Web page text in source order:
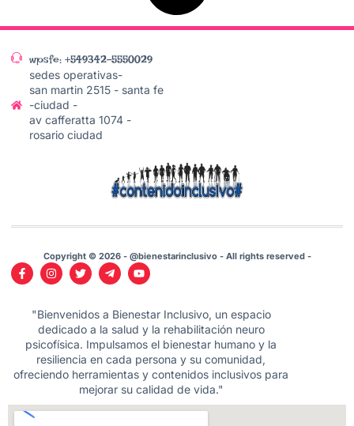
wpsfe: +549342-5550029
sedes operativas-
san martin 2515 - santa fe
-ciudad -
av cafferatta 1074 -
rosario ciudad
Copyright © 2026 - @bienestarinclusivo - All rights reserved -
"Bienvenidos a Bienestar Inclusivo, un espacio
dedicado a la salud y la rehabilitación neuro
psicofísica. Impulsamos el bienestar humano y la
resiliencia en cada persona y su comunidad,
ofreciendo herramientas y contenidos inclusivos para
mejorar su calidad de vida."